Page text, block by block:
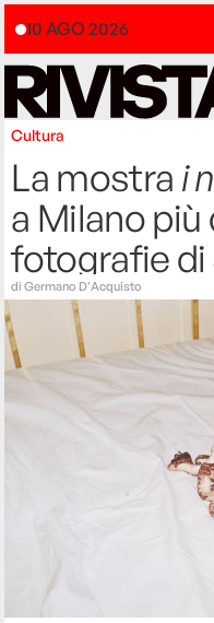
10 AGO 2026
Cultura
La mostra i
a Milano più
fotografie di
diGermano D'Acquisto